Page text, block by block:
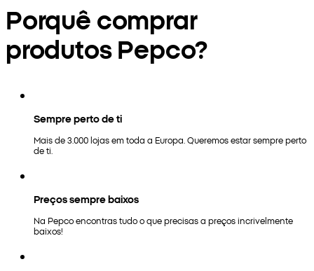
Porquê comprar
produtos Pepco?
Sempre perto de ti
Mais de 3.000 lojas em toda a Europa. Queremos estar sempre perto
de ti.
Preços sempre baixos
Na Pepco encontras tudo o que precisas a preços incrivelmente
baixos!